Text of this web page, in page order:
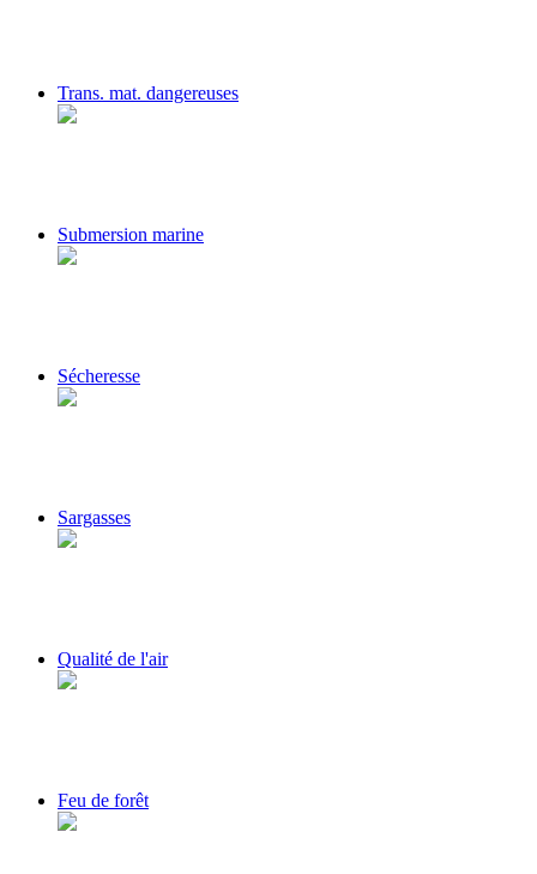
Trans. mat. dangereuses
Submersion marine
Sécheresse
Sargasses
Qualité de l'air
Feu de forêt